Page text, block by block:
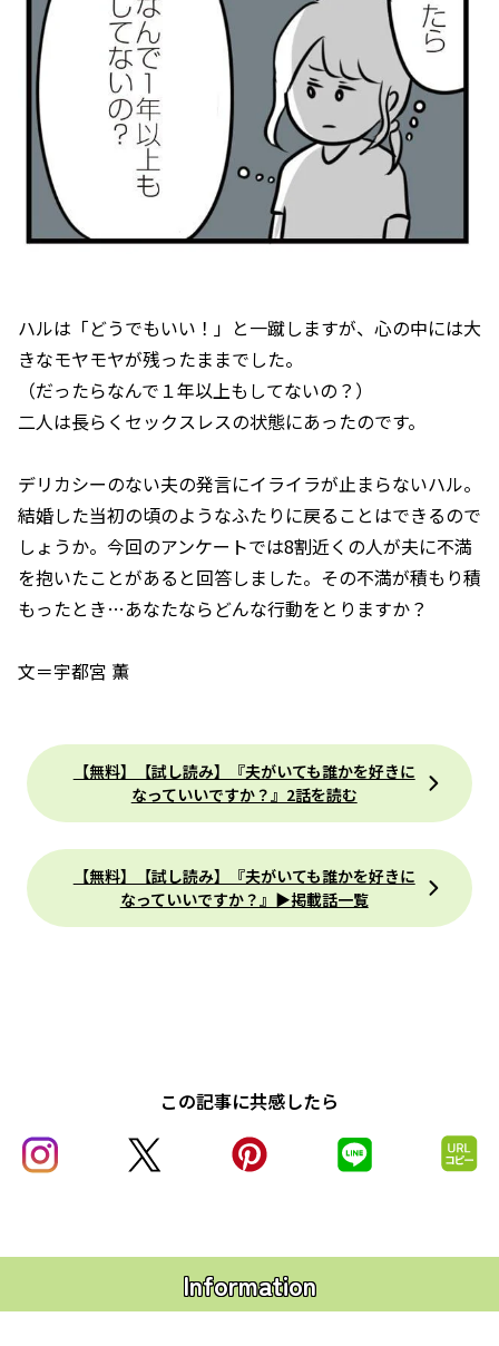
ハルは「どうでもいい！」と一蹴しますが、心の中には大
きなモヤモヤが残ったままでした。
（だったらなんで１年以上もしてないの？）
二人は長らくセックスレスの状態にあったのです。
デリカシーのない夫の発言にイライラが止まらないハル。
結婚した当初の頃のようなふたりに戻ることはできるので
しょうか。今回のアンケートでは8割近くの人が夫に不満
を抱いたことがあると回答しました。その不満が積もり積
もったとき…あなたならどんな行動をとりますか？
文＝宇都宮 薫
【無料】【試し読み】『夫がいても誰かを好きに
なっていいですか？』2話を読む
【無料】【試し読み】『夫がいても誰かを好きに
なっていいですか？』▶掲載話一覧
この記事に共感したら
Information